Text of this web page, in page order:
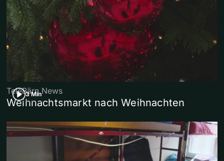
3 Min
TeleBärn News
Weihnachtsmarkt nach Weihnachten